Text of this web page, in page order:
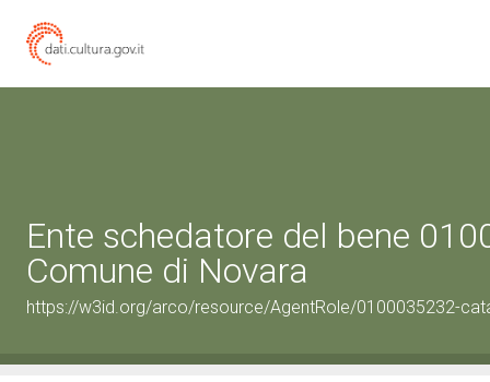
Ente schedatore del bene
Comune di Novara
https://w3id.org/arco/resource/AgentRole/0100035232-